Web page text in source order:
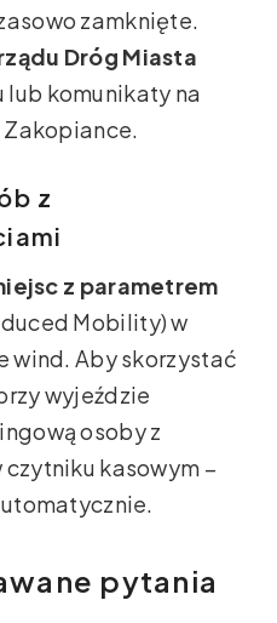
zamknięte.
Dróg Miasta
lub komunikaty na
Zakopiance.
z
z parametrem
Mobility) w
wind. Aby skorzystać
wyjeździe
osoby z
kasowym –
pytania